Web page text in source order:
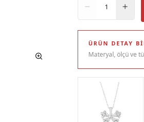
1
ÜRÜN DETAY
Materyal, ölçü ve